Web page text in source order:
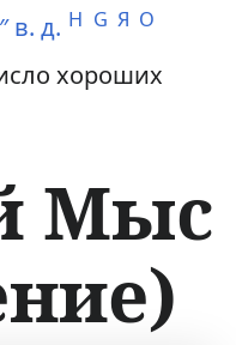
в. д. H G Я O
Мыс